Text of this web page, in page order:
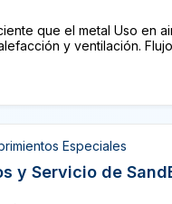
que el metal Uso en
y ventilación.
Especiales
y Servicio de